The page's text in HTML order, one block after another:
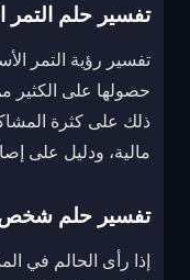
تفسير حلم التمر
تفسير رؤية التمر
حصولها على الكثير
ذلك على كثرة
مالية، ودليل على
تفسير حلم شخص
إذا رأى الحالم في